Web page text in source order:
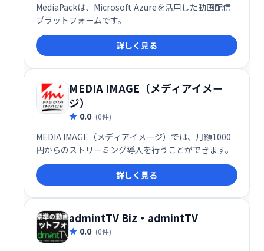
MediaPackは、Microsoft Azureを活用した動画配信
プラットフォームです。
詳しく見る
MEDIA IMAGE（メディアイメー
ジ）
0.0 (0件)
MEDIA IMAGE（メディアイメージ）では、月額1000
円からのストリーミング導入を行うことができます。
詳しく見る
admintTV Biz・admintTV
0.0 (0件)